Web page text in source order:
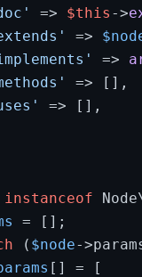
=> $this ->
=>
=>
=> [],
=> [],
instanceof
= [];
( $node-
[] = [